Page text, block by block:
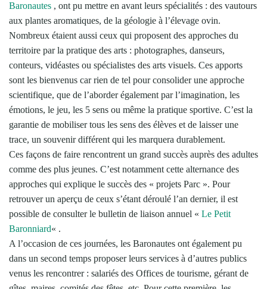
Baronautes , ont pu mettre en avant leurs spécialités : des vautours
aux plantes aromatiques, de la géologie à l’élevage ovin.
Nombreux étaient aussi ceux qui proposent des approches du
territoire par la pratique des arts : photographes, danseurs,
conteurs, vidéastes ou spécialistes des arts visuels. Ces apports
sont les bienvenus car rien de tel pour consolider une approche
scientifique, que de l’aborder également par l’imagination, les
émotions, le jeu, les 5 sens ou même la pratique sportive. C’est la
garantie de mobiliser tous les sens des élèves et de laisser une
trace, un souvenir différent qui les marquera durablement.
Ces façons de faire rencontrent un grand succès auprès des adultes
comme des plus jeunes. C’est notamment cette alternance des
approches qui explique le succès des « projets Parc ». Pour
retrouver un aperçu de ceux s’étant déroulé l’an dernier, il est
possible de consulter le bulletin de liaison annuel « Le Petit
Baronniard« .
A l’occasion de ces journées, les Baronautes ont également pu
dans un second temps proposer leurs services à d’autres publics
venus les rencontrer : salariés des Offices de tourisme, gérant de